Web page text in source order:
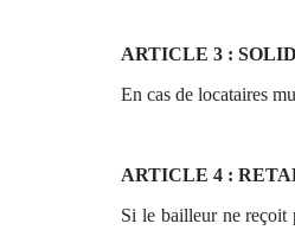
ARTICLE 3 :
En cas de locataires
ARTICLE 4 :
Si le bailleur ne reçoit